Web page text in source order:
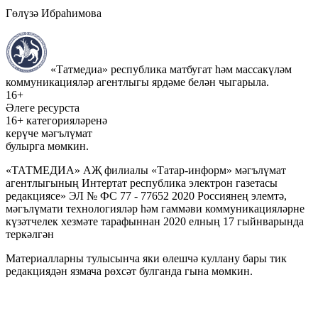
Гөлүзә Ибраһимова
«Татмедиа» республика матбугат һәм массакүләм
коммуникацияләр агентлыгы ярдәме белән чыгарыла.
16+
Әлеге ресурста
16+ категорияләренә
керүче мәгълүмат
булырга мөмкин.
«ТАТМЕДИА» АҖ филиалы «Татар-информ» мәгълүмат
агентлыгының Интертат республика электрон газетасы
редакциясе» ЭЛ № ФС 77 - 77652 2020 Россиянең элемтә,
мәгълүмати технологияләр һәм гаммәви коммуникацияләрне
күзәтчелек хезмәте тарафыннан 2020 елның 17 гыйнварында
теркәлгән
Материалларны тулысынча яки өлешчә куллану бары тик
редакциядән язмача рөхсәт булганда гына мөмкин.